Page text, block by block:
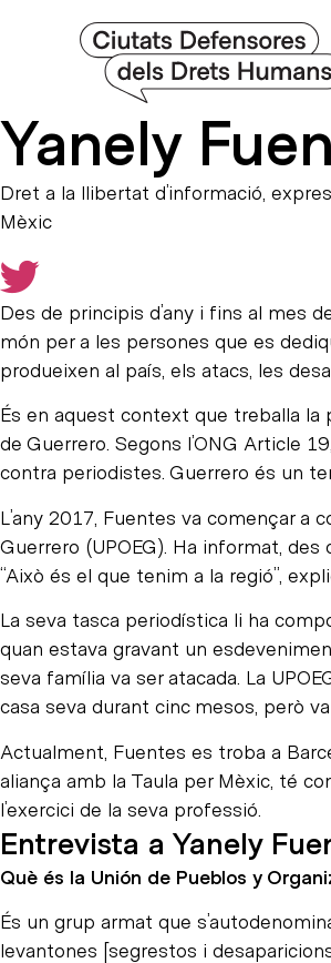
Yanely
Dret a la llibertat d’informació,
Mèxic
Des de principis d’any i fins al mes
món per a les persones que es
produeixen al país, els atacs, les
És en aquest context que treballa la
de Guerrero. Segons l’ONG Article
contra periodistes. Guerrero és un
L’any 2017, Fuentes va començar
Guerrero (UPOEG). Ha informat,
“Això és el que tenim a la regió”,
La seva tasca periodística li ha
quan estava gravant un
seva família va ser atacada. La
casa seva durant cinc mesos, però
Actualment, Fuentes es troba a
aliança amb la Taula per Mèxic, té
l’exercici de la seva professió.
Entrevista a Yanely
Què és la Unión de Pueblos y
És un grup armat que
levantones [segrestos i